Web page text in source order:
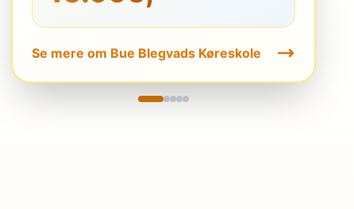
Se mere om Bue Blegvads Køreskole